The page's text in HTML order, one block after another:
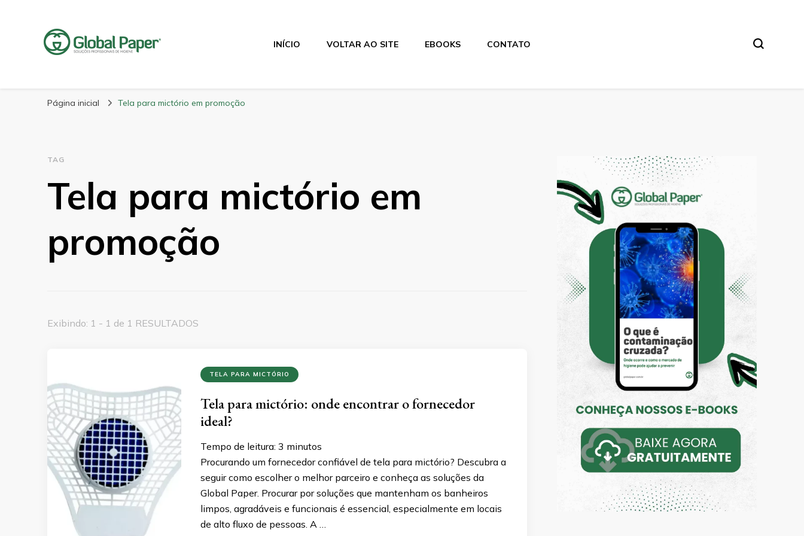
GlobalPaper
INÍCIO VOLTAR AO SITE EBOOKS CONTATO
Página inicial Tela para mictório em promoção
TAG
Tela para mictório em
promoção
Exibindo: 1 - 1 de 1 RESULTADOS
TELA PARA MICTÓRIO
Tela para mictório: onde encontrar o fornecedor
ideal?
Tempo de leitura: 3 minutos
Procurando um fornecedor confiável de tela para mictório? Descubra a
seguir como escolher o melhor parceiro e conheça as soluções da
Global Paper. Procurar por soluções que mantenham os banheiros
limpos, agradáveis e funcionais é essencial, especialmente em locais
de alto fluxo de pessoas. A …